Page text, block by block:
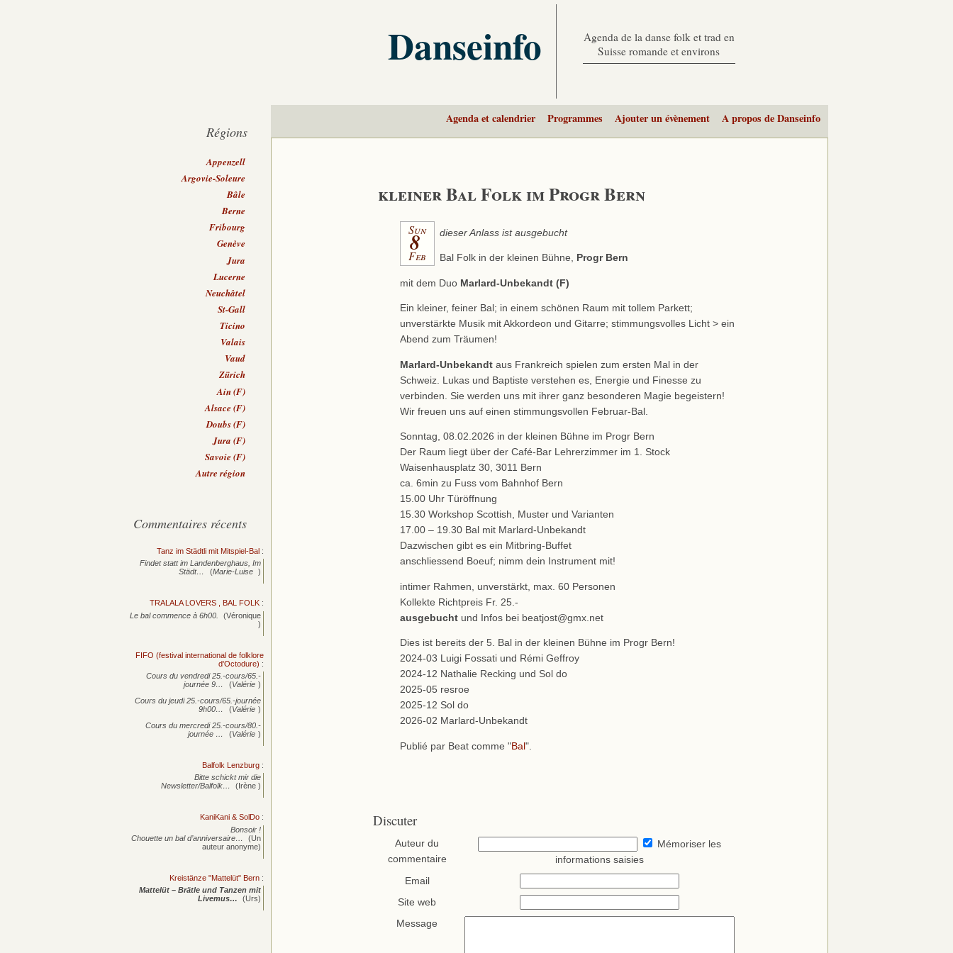
Danseinfo
Agenda de la danse folk et trad en
Suisse romande et environs
Agenda et calendrier Programmes Ajouter un évènement A propos de Danseinfo
kleiner Bal Folk im Progr Bern
Sun
8
Feb
dieser Anlass ist ausgebucht
Bal Folk in der kleinen Bühne, Progr Bern
mit dem Duo Marlard-Unbekandt (F)
Ein kleiner, feiner Bal; in einem schönen Raum mit tollem Parkett;
unverstärkte Musik mit Akkordeon und Gitarre; stimmungsvolles Licht > ein
Abend zum Träumen!
Marlard-Unbekandtaus Frankreich spielen zum ersten Mal in der
Schweiz. Lukas und Baptiste verstehen es, Energie und Finesse zu
verbinden. Sie werden uns mit ihrer ganz besonderen Magie begeistern!
Wir freuen uns auf einen stimmungsvollen Februar-Bal.
Sonntag, 08.02.2026 in der kleinen Bühne im Progr Bern
Der Raum liegt über der Café-Bar Lehrerzimmer im 1. Stock
Waisenhausplatz 30, 3011 Bern
ca. 6min zu Fuss vom Bahnhof Bern
15.00 Uhr Türöffnung
15.30 Workshop Scottish, Muster und Varianten
17.00 – 19.30 Bal mit Marlard-Unbekandt
Dazwischen gibt es ein Mitbring-Buffet
anschliessend Boeuf; nimm dein Instrument mit!
intimer Rahmen, unverstärkt, max. 60 Personen
Kollekte Richtpreis Fr. 25.-
ausgebuchtund Infos bei beatjost@gmx.net
Dies ist bereits der 5. Bal in der kleinen Bühne im Progr Bern!
2024-03 Luigi Fossati und Rémi Geffroy
2024-12 Nathalie Recking und Sol do
2025-05 resroe
2025-12 Sol do
2026-02 Marlard-Unbekandt
Publié par Beat comme "Bal ".
Discuter
Auteur du
commentaire
Mémoriser les
informations saisies
Email
Site web
Message
Régions
Appenzell
Argovie-Soleure
Bâle
Berne
Fribourg
Genève
Jura
Lucerne
Neuchâtel
St-Gall
Ticino
Valais
Vaud
Zürich
Ain (F)
Alsace (F)
Doubs (F)
Jura (F)
Savoie (F)
Autre région
Commentaires récents
Tanz im Städtli mit Mitspiel-Bal :
Findet statt im Landenberghaus, Im
Städt…
(Marie-Luise )
TRALALA LOVERS , BAL FOLK :
Le bal commence à 6h00.
(Véronique
)
FIFO (festival international de folklore
d'Octodure) :
Cours du vendredi 25.-cours/65.-
journée 9… (Valérie )
Cours du jeudi 25.-cours/65.-journée
9h00…
(Valérie )
Cours du mercredi 25.-cours/80.-
journée … (Valérie )
Balfolk Lenzburg :
Bitte schickt mir die
Newsletter/Balfolk…
(Irène )
KaniKani & SolDo :
Bonsoir !
Chouette un bal d’anniversaire…
(Un
auteur anonyme)
Kreistänze "Mattelüt" Bern :
Mattelüt – Brätle und Tanzen mit
Livemus…
(Urs)